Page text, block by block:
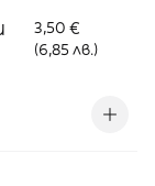
3,50 €
(6,85 лв.)